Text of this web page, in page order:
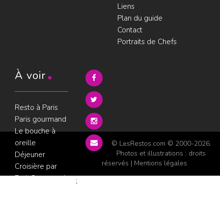
Liens
Plan du guide
Contact
Portraits de Chefs
À voir
Resto à Paris
Paris gourmand
Le bouche à
oreille
Déjeuner
Croisière par
ParisGourmand
© LesRestos.com © 2000-2026.
Photos et illustrations : droits
réservés | Mentions légales
;